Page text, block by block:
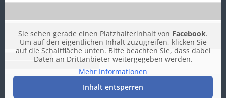
Sie sehen gerade einen Platzhalterinhalt von Facebook.
Um auf den eigentlichen Inhalt zuzugreifen, klicken Sie
auf die Schaltfläche unten. Bitte beachten Sie, dass dabei
Daten an Drittanbieter weitergegeben werden.
Mehr Informationen
Inhalt entsperren